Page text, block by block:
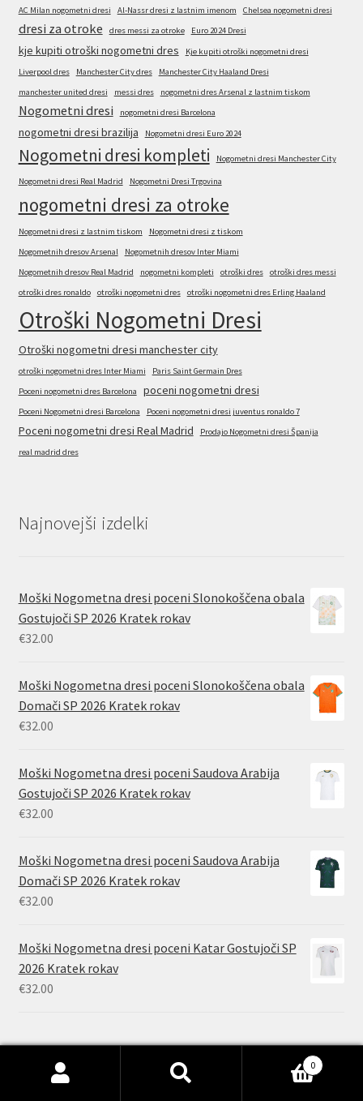
AC Milan nogometni dresi Al-Nassr dresi z lastnim imenom Chelsea nogometni dresi
dresi za otroke dres messi za otroke Euro 2024 Dresi
kje kupiti otroški nogometni dres
Kje kupiti otroški nogometni dresi
Liverpool dres
Manchester City dres
Manchester City Haaland Dresi
manchester united dresi
messi dres nogometni dres Arsenal z lastnim tiskom
Nogometni dresi nogometni dresi Barcelona
nogometni dresi brazilija Nogometni dresi Euro 2024
Nogometni dresi kompleti Nogometni dresi Manchester City
Nogometni dresi Real Madrid Nogometni Dresi Trgovina
nogometni dresi za otroke
Nogometni dresi z lastnim tiskom
Nogometni dresi z tiskom
Nogometnih dresov Arsenal
Nogometnih dresov Inter Miami
Nogometnih dresov Real Madrid
nogometni kompleti otroški dres
otroški dres messi
otroški dres ronaldo
otroški nogometni dres otroški nogometni dres Erling Haaland
Otroški Nogometni Dresi
Otroški nogometni dresi manchester city
otroški nogometni dres Inter Miami
Paris Saint Germain Dres
Poceni nogometni dres Barcelona
poceni nogometni dresi
Poceni Nogometni dresi Barcelona Poceni nogometni dresi juventus ronaldo 7
Poceni nogometni dresi Real Madrid
Prodajo Nogometni dresi Španija
real madrid dres
Najnovejši izdelki
Moški Nogometna dresi poceni Slonokoščena obala
Gostujoči SP 2026 Kratek rokav
€32.00
Moški Nogometna dresi poceni Slonokoščena obala
Domači SP 2026 Kratek rokav
€32.00
Moški Nogometna dresi poceni Saudova Arabija
Gostujoči SP 2026 Kratek rokav
€32.00
Moški Nogometna dresi poceni Saudova Arabija
Domači SP 2026 Kratek rokav
€32.00
Moški Nogometna dresi poceni Katar Gostujoči SP
2026 Kratek rokav
€32.00
0